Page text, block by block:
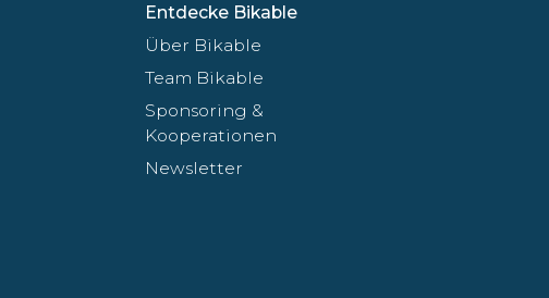
Entdecke Bikable
Über Bikable
Team Bikable
Sponsoring &
Kooperationen
Newsletter